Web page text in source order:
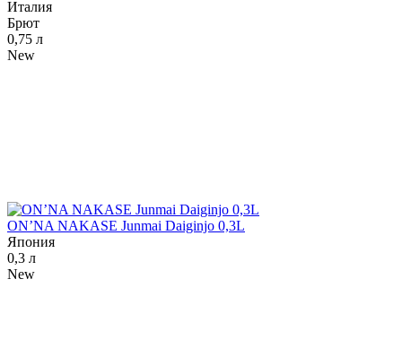
Италия
Брют
0,75 л
New
ON’NA NAKASE Junmai Daiginjo 0,3L
Япония
0,3 л
New